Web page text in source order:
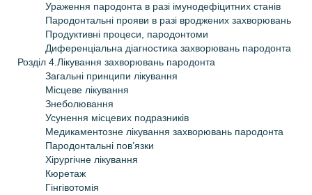
Ураження пародонта в разi iмунодефiцитних станiв
Пародонтальнi прояви в разi вроджених захворювань
Продуктивнi процеси, пародонтоми
Диференцiальна дiагностика захворювань пародонта
Розділ 4.Лiкування захворювань пародонта
Загальнi принципи лiкування
Мiсцеве лiкування
Знеболювання
Усунення мiсцевих подразникiв
Медикаментозне лiкування захворювань пародонта
Пародонтальнi пов’язки
Хiрургiчне лiкування
Кюретаж
Гiнгiвотомiя